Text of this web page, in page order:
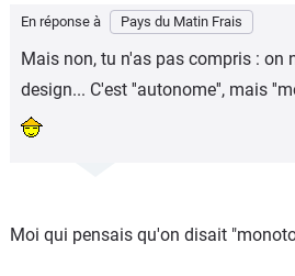
En réponse à Pays du Matin Frais
Mais non, tu n'as pas compris : on
design... C'est ''autonome'', mais
Moi qui pensais qu'on disait